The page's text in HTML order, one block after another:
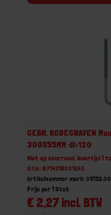
GEBR. BODEGRAVEN
300X55MM dl>120
Niet op voorraad, levertijd 1
Gtin: 8714318001643
Artikelnummer merk:
€ 2,27 incl. BTW
Prijs per 1 Stuk